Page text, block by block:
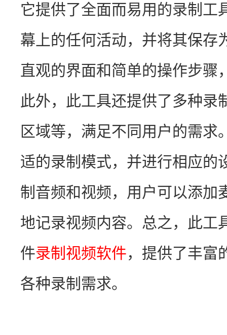
它提供了全面而易用的录制工
幕上的任何活动，并将其保存
直观的界面和简单的操作步骤
此外，此工具还提供了多种录
区域等，满足不同用户的需求
适的录制模式，并进行相应的
制音频和视频，用户可以添加
地记录视频内容。总之，此工
件录制视频软件，提供了丰富
各种录制需求。